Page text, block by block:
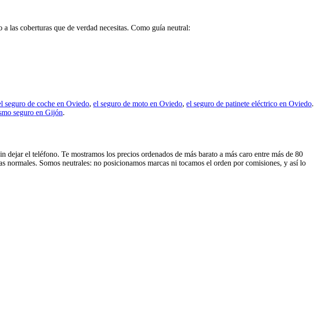
las coberturas que de verdad necesitas. Como guía neutral:
seguro de coche en Oviedo, el seguro de moto en Oviedo, el seguro de patinete eléctrico en Oviedo.
seguro en Gijón.
dejar el teléfono. Te mostramos los precios ordenados de más barato a más caro entre más de 80
Somos neutrales: no posicionamos marcas ni tocamos el orden por comisiones, y así lo